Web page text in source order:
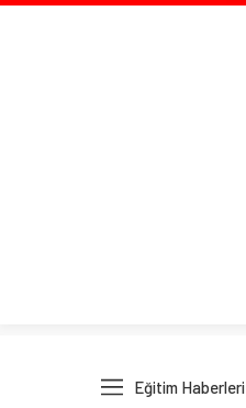
Eğitim Haberleri